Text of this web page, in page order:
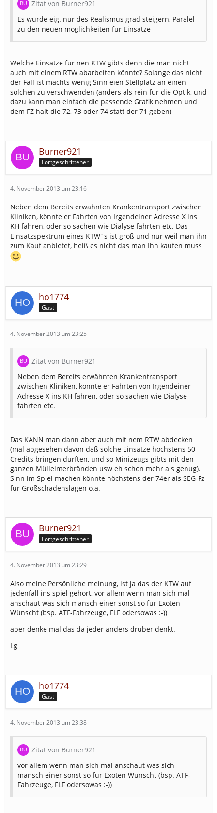
Zitat von Burner921
Es würde eig. nur des Realismus grad steigern, Paralel
zu den neuen möglichkeiten für Einsätze
Welche Einsätze für nen KTW gibts denn die man nicht
auch mit einem RTW abarbeiten könnte? Solange das nicht
der Fall ist machts wenig Sinn eien Stellplatz an einen
solchen zu verschwenden (anders als rein für die Optik, und
dazu kann man einfach die passende Grafik nehmen und
dem FZ halt die 72, 73 oder 74 statt der 71 geben)
Burner921
Fortgeschrittener
4. November 2013 um 23:16
Neben dem Bereits erwähnten Krankentransport zwischen
Kliniken, könnte er Fahrten von Irgendeiner Adresse X ins
KH fahren, oder so sachen wie Dialyse fahrten etc. Das
Einsatzspektrum eines KTW´s ist groß und nur weil man ihn
zum Kauf anbietet, heiß es nicht das man Ihn kaufen muss
ho1774
Gast
4. November 2013 um 23:25
Zitat von Burner921
Neben dem Bereits erwähnten Krankentransport
zwischen Kliniken, könnte er Fahrten von Irgendeiner
Adresse X ins KH fahren, oder so sachen wie Dialyse
fahrten etc.
Das KANN man dann aber auch mit nem RTW abdecken
(mal abgesehen davon daß solche Einsätze höchstens 50
Credits bringen dürften, und so Minizeugs gibts mit den
ganzen Mülleimerbränden usw eh schon mehr als genug).
Sinn im Spiel machen könnte höchstens der 74er als SEG-Fz
für Großschadenslagen o.ä.
Burner921
Fortgeschrittener
4. November 2013 um 23:29
Also meine Persönliche meinung, ist ja das der KTW auf
jedenfall ins spiel gehört, vor allem wenn man sich mal
anschaut was sich mansch einer sonst so für Exoten
Wünscht (bsp. ATF-Fahrzeuge, FLF odersowas :-))
aber denke mal das da jeder anders drüber denkt.
Lg
ho1774
Gast
4. November 2013 um 23:38
Zitat von Burner921
vor allem wenn man sich mal anschaut was sich
mansch einer sonst so für Exoten Wünscht (bsp. ATF-
Fahrzeuge, FLF odersowas :-))